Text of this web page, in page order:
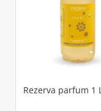
Rezerva parfum 1